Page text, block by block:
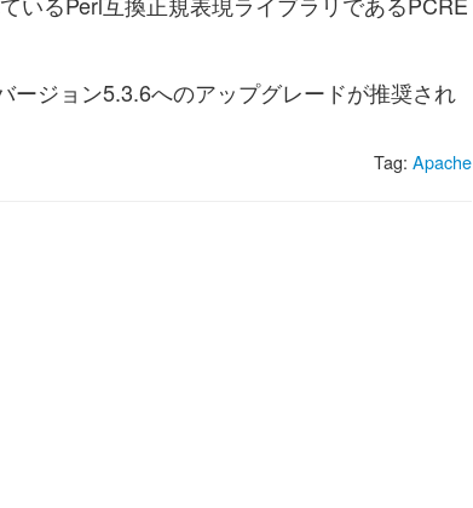
ージョン5.3.6へのアップグレードが推奨され
Tag:Apache